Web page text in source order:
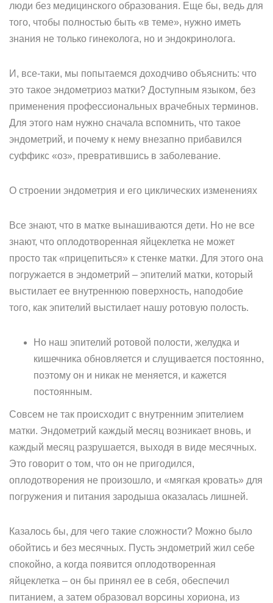
люди без медицинского образования. Еще бы, ведь для
того, чтобы полностью быть «в теме», нужно иметь
знания не только гинеколога, но и эндокринолога.
И, все-таки, мы попытаемся доходчиво объяснить: что
это такое эндометриоз матки? Доступным языком, без
применения профессиональных врачебных терминов.
Для этого нам нужно сначала вспомнить, что такое
эндометрий, и почему к нему внезапно прибавился
суффикс «оз», превратившись в заболевание.
О строении эндометрия и его циклических изменениях
Все знают, что в матке вынашиваются дети. Но не все
знают, что оплодотворенная яйцеклетка не может
просто так «прицепиться» к стенке матки. Для этого она
погружается в эндометрий – эпителий матки, который
выстилает ее внутреннюю поверхность, наподобие
того, как эпителий выстилает нашу ротовую полость.
Но наш эпителий ротовой полости, желудка и
кишечника обновляется и слущивается постоянно,
поэтому он и никак не меняется, и кажется
постоянным.
Совсем не так происходит с внутренним эпителием
матки. Эндометрий каждый месяц возникает вновь, и
каждый месяц разрушается, выходя в виде месячных.
Это говорит о том, что он не пригодился,
оплодотворения не произошло, и «мягкая кровать» для
погружения и питания зародыша оказалась лишней.
Казалось бы, для чего такие сложности? Можно было
обойтись и без месячных. Пусть эндометрий жил себе
спокойно, а когда появится оплодотворенная
яйцеклетка – он бы принял ее в себя, обеспечил
питанием, а затем образовал ворсины хориона, из